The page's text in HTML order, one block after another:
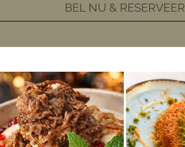
BEL NU & RESERVEER